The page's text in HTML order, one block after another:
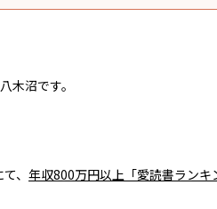
八木沼です。
、 年収800万円以上「愛読書ランキ